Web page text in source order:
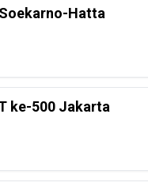
Hatta
ke-500 Jakarta